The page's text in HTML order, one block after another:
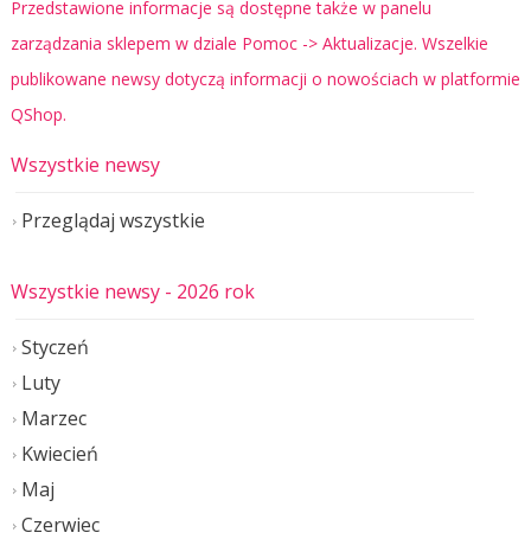
Wszystkie newsy
Przeglądaj wszystkie
Wszystkie newsy - 2026 rok
Styczeń
Luty
Marzec
Kwiecień
Maj
Czerwiec
Przedstawione informacje są dostępne także w panelu
zarządzania sklepem w dziale Pomoc -> Aktualizacje. Wszelkie
publikowane newsy dotyczą informacji o nowościach w platformie
QShop.